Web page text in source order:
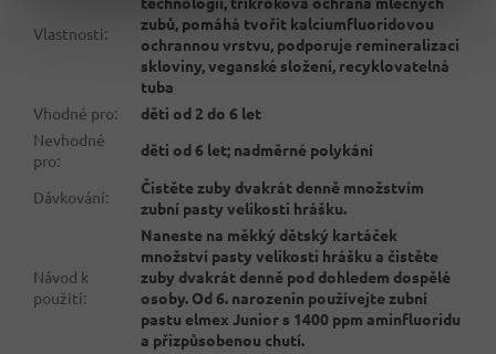
Vlastnosti:
zubů, pomáhá tvořit kalciumfluoridovou
ochrannou vrstvu, podporuje remineralizaci
skloviny, veganské složení, recyklovatelná
tuba
Vhodné pro:
děti od 2 do 6 let
Nevhodné
pro:
děti od 6 let; nadměrné polykání
Dávkování:
Čistěte zuby dvakrát denně množstvím
zubní pasty velikosti hrášku.
Návod k
použití:
Naneste na měkký dětský kartáček
množství pasty velikosti hrášku a čistěte
zuby dvakrát denně pod dohledem dospělé
osoby. Od 6. narozenin používejte zubní
pastu elmex Junior s 1400 ppm aminfluoridu
a přizpůsobenou chutí.